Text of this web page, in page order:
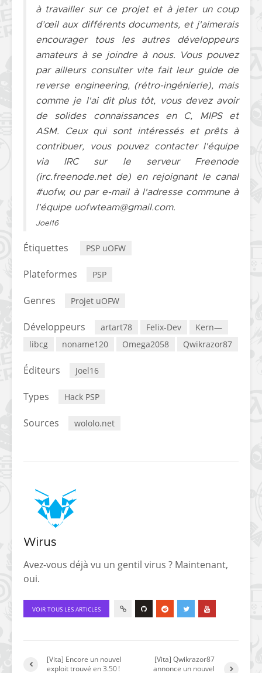
à travailler sur ce projet et à jeter un coup
d’œil aux différents documents, et j'aimerais
encourager tous les autres développeurs
amateurs à se joindre à nous. Vous pouvez
par ailleurs consulter vite fait leur guide de
reverse engineering, (rétro-ingénierie), mais
comme je l'ai dit plus tôt, vous devez avoir
de solides connaissances en C, MIPS et
ASM. Ceux qui sont intéressés et prêts à
contribuer, vous pouvez contacter l'équipe
via IRC sur le serveur Freenode
(irc.freenode.net de) en rejoignant le canal
#uofw, ou par e-mail à l'adresse commune à
l'équipe uofwteam@gmail.com.
Joel16
Étiquettes PSP uOFW
Plateformes PSP
Genres Projet uOFW
Développeurs artart78 Felix-Dev
Kern—
libcg
noname120 Omega2058 Qwikrazor87
Éditeurs Joel16
Types Hack PSP
Sources wololo.net
Wirus
Avez-vous déjà vu un gentil virus ? Maintenant,
oui.
VOIR TOUS LES ARTICLES
[Vita] Encore un nouvel
exploit trouvé en 3.50 !
[Vita] Qwikrazor87
annonce un nouvel